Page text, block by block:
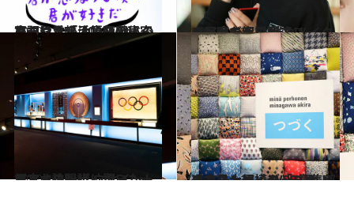
2020.1.25
ハマりすぎ注意!? 他人の日記や手帳 400冊の秘密を覗ける「手帳類図書室」
旅＆お出かけ 2019.11.22
【写真で解説】アリーナ・ザギトワ 勝負メイクの秘密を大公開
ビューティ＆ヘルス
2020.1.21
日本オリンピックミュージアム訪問記 ウサイン・ボルトの一歩に驚いた！
旅＆お出かけ 2019.11.27
過去最大規模の「ミナ ペルホネン展」 WEB編集部のマストバイグッズも！
カルチャー